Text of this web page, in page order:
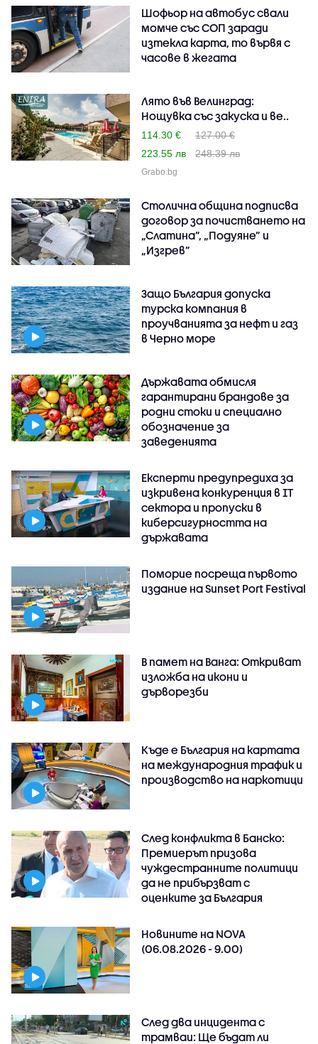
Шофьор на автобус свали
момче със СОП заради
изтекла карта, то вървя с
часове в жегата
Лято във Велинград:
Нощувка със закуска и ве..
114.30 €
127.00 €
223.55 лв
248.39 лв
Grabo.bg
Столична община подписва
договор за почистването на
„Слатина”, „Подуяне” и
„Изгрев”
Защо България допуска
турска компания в
проучванията за нефт и газ
в Черно море
Държавата обмисля
гарантирани брандове за
родни стоки и специално
обозначение за
заведенията
Експерти предупредиха за
изкривена конкуренция в IT
сектора и пропуски в
киберсигурността на
държавата
Поморие посреща първото
издание на Sunset Port Festival
В памет на Ванга: Откриват
изложба на икони и
дърворезби
Къде е България на картата
на международния трафик и
производство на наркотици
След конфликта в Банско:
Премиерът призова
чуждестранните политици
да не прибързват с
оценките за България
Новините на NOVA
(06.08.2026 - 9.00)
След два инцидента с
трамваи: Ще бъдат ли